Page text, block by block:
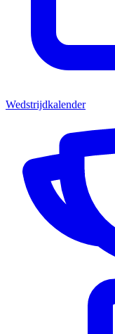
Wedstrijdkalender